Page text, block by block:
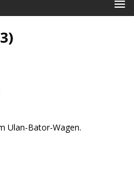
Ulan-Bator-Wagen.